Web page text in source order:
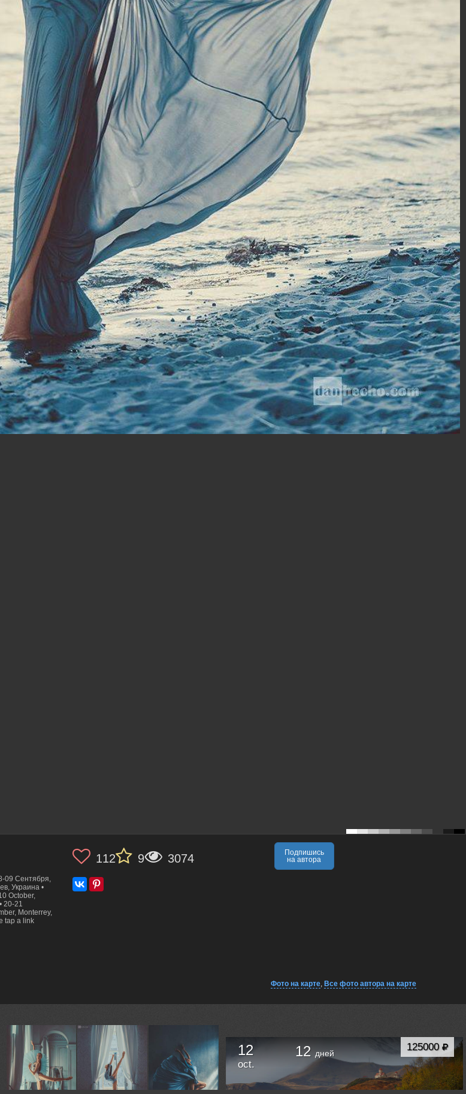
09 Сентября,
Украина •
October,
20-21
Monterrey,
tap a link
112 9 3074
Подпишись
на автора
Фото на карте, Все фото автора на карте
125000
12
oct.
12дней